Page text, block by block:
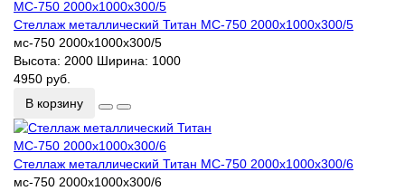
Стеллаж металлический Титан МС-750 2000х1000х300/5
мс-750 2000х1000х300/5
Высота: 2000 Ширина: 1000
4950 руб.
В корзину
Стеллаж металлический Титан МС-750 2000х1000х300/6
мс-750 2000х1000х300/6